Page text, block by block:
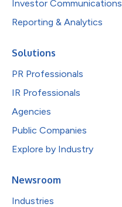
Investor Communications
Reporting & Analytics
Solutions
PR Professionals
IR Professionals
Agencies
Public Companies
Explore by Industry
Newsroom
Industries